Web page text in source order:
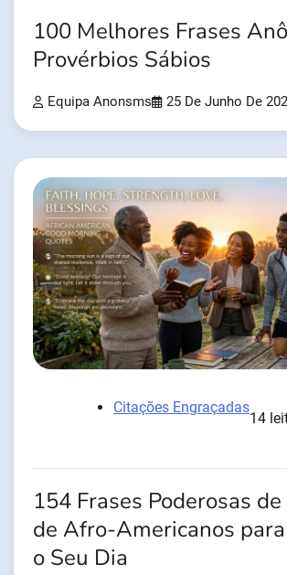
100 Melhores Frases
Provérbios Sábios
Equipa Anonsms 25 De Junho De
Citações Engraçadas
14
154 Frases Poderosas
de Afro-Americanos
o Seu Dia